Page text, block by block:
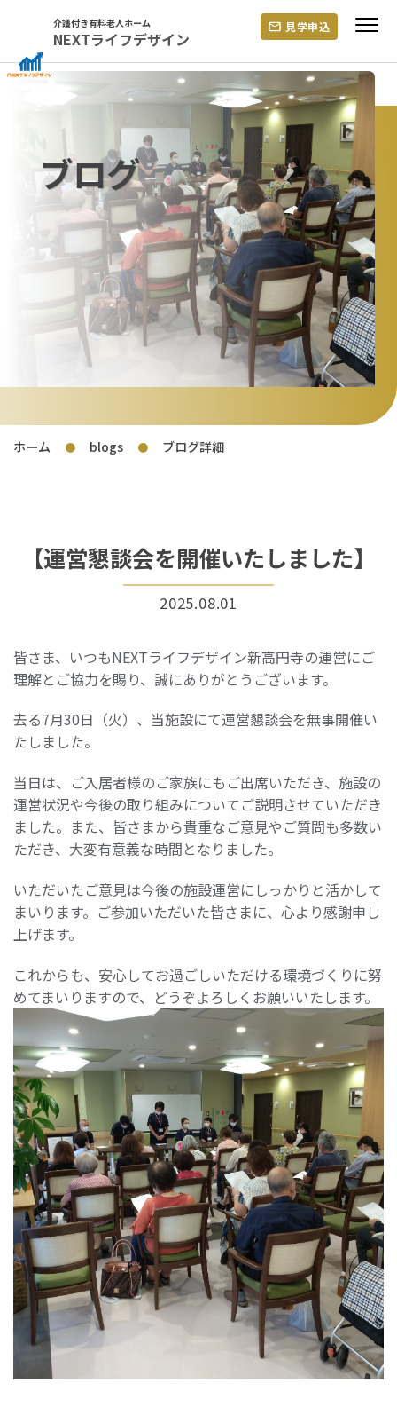
content
介護付き有料老人ホーム
NEXTライフデザイン
見学申込
ブログ
ホーム ● blogs ● ブログ詳細
【運営懇談会を開催いたしました】
2025.08.01
皆さま、いつもNEXTライフデザイン新高円寺の運営にご
理解とご協力を賜り、誠にありがとうございます。
去る7月30日（火）、当施設にて運営懇談会を無事開催い
たしました。
当日は、ご入居者様のご家族にもご出席いただき、施設の
運営状況や今後の取り組みについてご説明させていただき
ました。また、皆さまから貴重なご意見やご質問も多数い
ただき、大変有意義な時間となりました。
いただいたご意見は今後の施設運営にしっかりと活かして
まいります。ご参加いただいた皆さまに、心より感謝申し
上げます。
これからも、安心してお過ごしいただける環境づくりに努
めてまいりますので、どうぞよろしくお願いいたします。